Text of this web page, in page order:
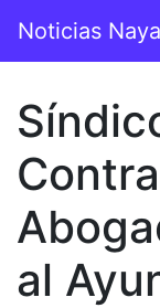
Noticias
al